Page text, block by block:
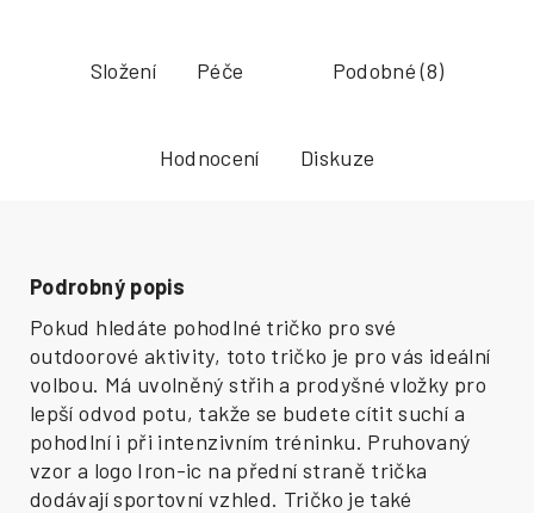
Složení Péče Podobné (8)
Hodnocení Diskuze
Podrobný popis
Pokud hledáte pohodlné tričko pro své
outdoorové aktivity, toto tričko je pro vás ideální
volbou. Má uvolněný střih a prodyšné vložky pro
lepší odvod potu, takže se budete cítit suchí a
pohodlní i při intenzivním tréninku. Pruhovaný
vzor a logo Iron-ic na přední straně trička
dodávají sportovní vzhled. Tričko je také